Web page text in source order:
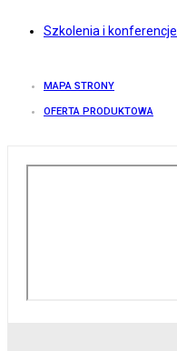
Szkolenia i konferencje
MAPA STRONY
OFERTA PRODUKTOWA